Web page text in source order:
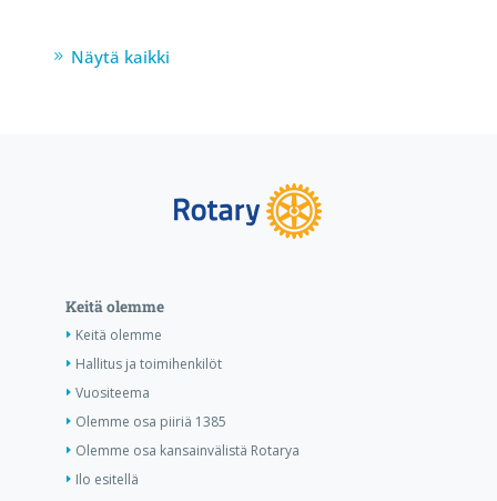
Näytä kaikki
Keitä olemme
Keitä olemme
Hallitus ja toimihenkilöt
Vuositeema
Olemme osa piiriä 1385
Olemme osa kansainvälistä Rotarya
Ilo esitellä